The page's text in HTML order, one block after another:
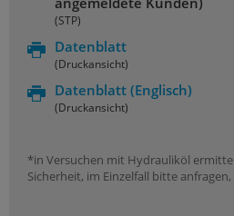
(STP)
Datenblatt
(Druckansicht)
Datenblatt (Englisch)
(Druckansicht)
*in Versuchen mit Hydrauliköl
Sicherheit, im Einzelfall bitte